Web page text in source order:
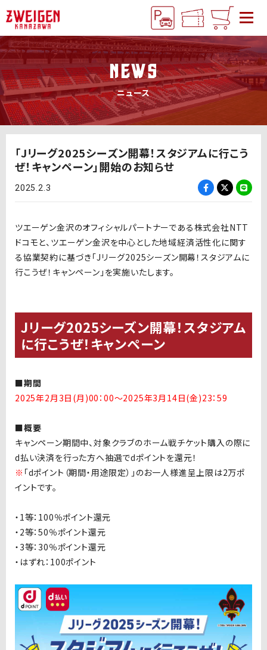
NEWS
ニュース
「Jリーグ2025シーズン開幕！スタジアムに行こう
ぜ！キャンペーン」開始のお知らせ
2025.2.3
ツエーゲン金沢のオフィシャルパートナーである株式会社NTT
ドコモと、ツエーゲン金沢を中心とした地域経済活性化に関す
る協業契約に基づき「Jリーグ2025シーズン開幕！スタジアムに
行こうぜ！キャンペーン」を実施いたします。
Jリーグ2025シーズン開幕！スタジアム
に行こうぜ！キャンペーン
■期間
2025年2月3日(月)00：00～2025年3月14日(金)23：59
■概要
キャンペーン期間中、対象クラブのホーム戦チケット購入の際に
d払い決済を行った方へ抽選でdポイントを還元！
※ 「dポイント（期間・用途限定）」のお一人様進呈上限は2万ポ
イントです。
・1等：100％ポイント還元
・2等：50％ポイント還元
・3等：30％ポイント還元
・はずれ：100ポイント